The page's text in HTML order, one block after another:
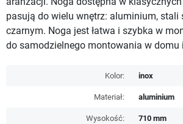
pasują do wielu wnętrz: aluminium, stali
czarnym. Noga jest łatwa i szybka w
do samodzielnego montowania w domu
Kolor: inox
Materiał: aluminium
Wysokość: 710 mm